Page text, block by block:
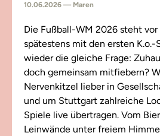
10.06.2026 — Maren
Die Fußball-WM 2026 steht vor
spätestens mit den ersten
wieder die gleiche Frage:
doch gemeinsam mitfiebern?
Nervenkitzel lieber in
und um Stuttgart zahlreiche
Spiele live übertragen. Vom
Leinwände unter freiem